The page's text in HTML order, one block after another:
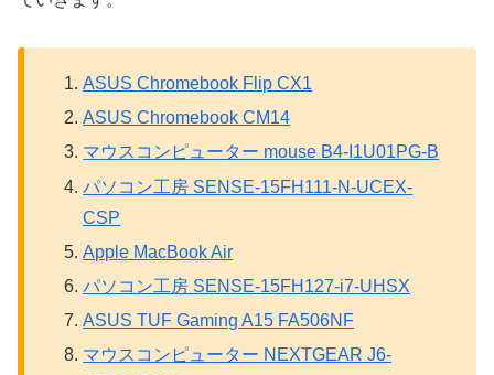
ASUS Chromebook Flip CX1
ASUS Chromebook CM14
マウスコンピューター mouse B4-I1U01PG-B
パソコン工房 SENSE-15FH111-N-UCEX-
CSP
Apple MacBook Air
パソコン工房 SENSE-15FH127-i7-UHSX
ASUS TUF Gaming A15 FA506NF
マウスコンピューター NEXTGEAR J6-